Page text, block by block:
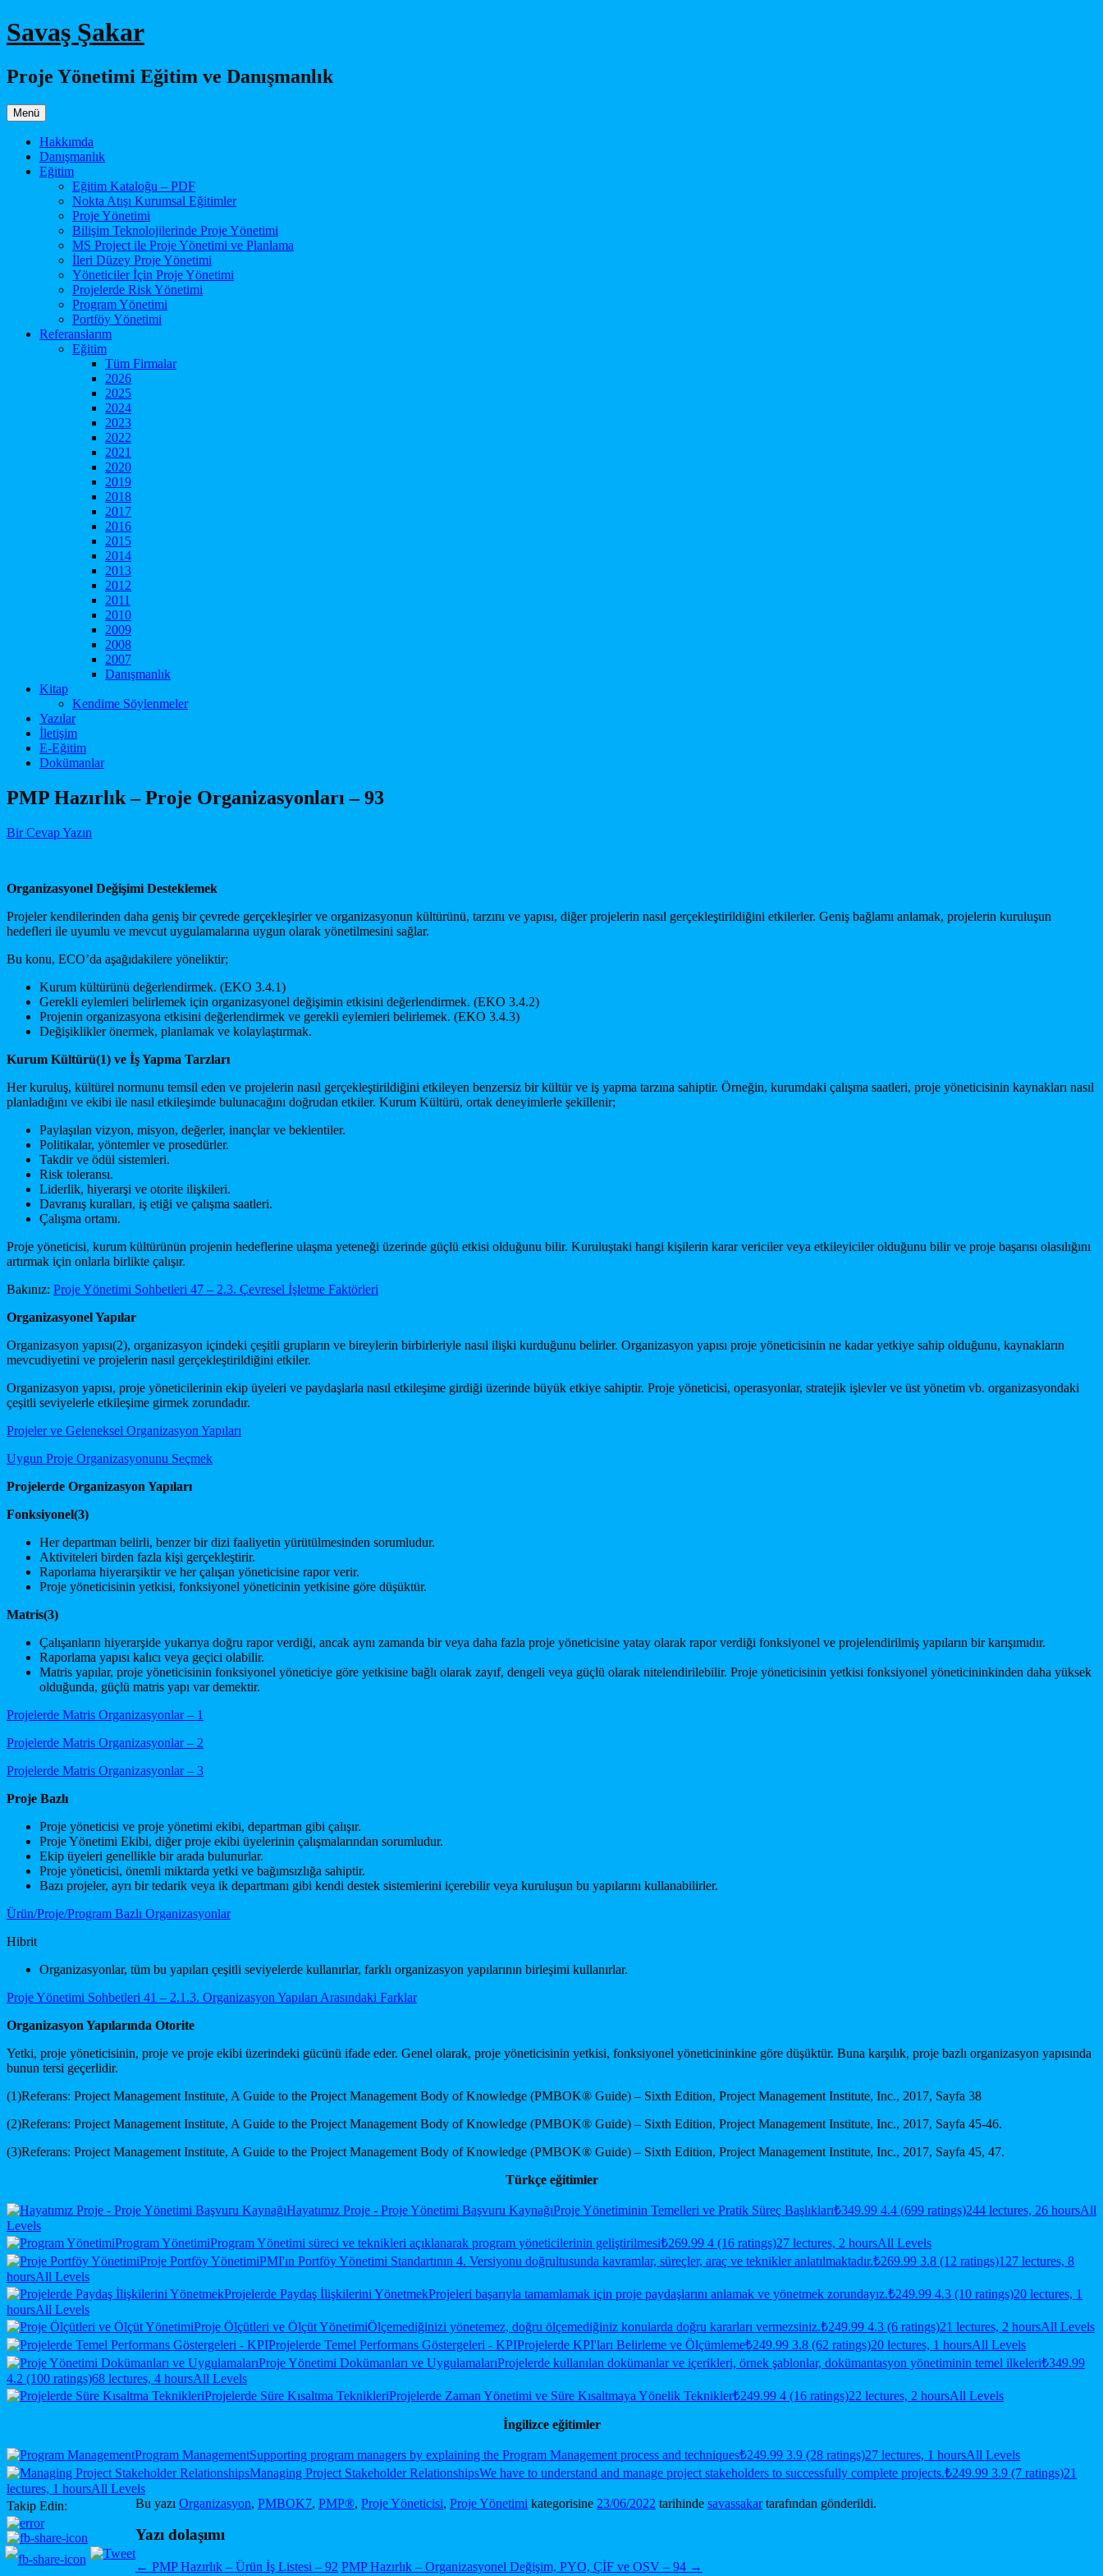
İçeriğe
atla
Savaş Şakar
Proje Yönetimi Eğitim ve Danışmanlık
Menü
Hakkımda
Danışmanlık
Eğitim
Eğitim Kataloğu – PDF
Nokta Atışı Kurumsal Eğitimler
Proje Yönetimi
Bilişim Teknolojilerinde Proje Yönetimi
MS Project ile Proje Yönetimi ve Planlama
İleri Düzey Proje Yönetimi
Yöneticiler İçin Proje Yönetimi
Projelerde Risk Yönetimi
Program Yönetimi
Portföy Yönetimi
Referanslarım
Eğitim
Tüm Firmalar
2026
2025
2024
2023
2022
2021
2020
2019
2018
2017
2016
2015
2014
2013
2012
2011
2010
2009
2008
2007
Danışmanlık
Kitap
Kendime Söylenmeler
Yazılar
İletişim
E-Eğitim
Dokümanlar
PMP Hazırlık – Proje Organizasyonları – 93
Bir Cevap Yazın
Organizasyonel Değişimi Desteklemek
Projeler kendilerinden daha geniş bir çevrede gerçekleşirler ve organizasyonun kültürünü, tarzını ve yapısı, diğer projelerin nasıl gerçekleştirildiğini etkilerler. Geniş bağlamı anlamak, projelerin kuruluşun
hedefleri ile uyumlu ve mevcut uygulamalarına uygun olarak yönetilmesini sağlar.
Bu konu, ECO’da aşağıdakilere yöneliktir;
Kurum kültürünü değerlendirmek. (EKO 3.4.1)
Gerekli eylemleri belirlemek için organizasyonel değişimin etkisini değerlendirmek. (EKO 3.4.2)
Projenin organizasyona etkisini değerlendirmek ve gerekli eylemleri belirlemek. (EKO 3.4.3)
Değişiklikler önermek, planlamak ve kolaylaştırmak.
Kurum Kültürü(1) ve İş Yapma Tarzları
Her kuruluş, kültürel normunu temsil eden ve projelerin nasıl gerçekleştirildiğini etkileyen benzersiz bir kültür ve iş yapma tarzına sahiptir. Örneğin, kurumdaki çalışma saatleri, proje yöneticisinin kaynakları nasıl
planladığını ve ekibi ile nasıl etkileşimde bulunacağını doğrudan etkiler. Kurum Kültürü, ortak deneyimlerle şekillenir;
Paylaşılan vizyon, misyon, değerler, inançlar ve beklentiler.
Politikalar, yöntemler ve prosedürler.
Takdir ve ödül sistemleri.
Risk toleransı.
Liderlik, hiyerarşi ve otorite ilişkileri.
Davranış kuralları, iş etiği ve çalışma saatleri.
Çalışma ortamı.
Proje yöneticisi, kurum kültürünün projenin hedeflerine ulaşma yeteneği üzerinde güçlü etkisi olduğunu bilir. Kuruluştaki hangi kişilerin karar vericiler veya etkileyiciler olduğunu bilir ve proje başarısı olasılığını
artırmak için onlarla birlikte çalışır.
Bakınız: Proje Yönetimi Sohbetleri 47 – 2.3. Çevresel İşletme Faktörleri
Organizasyonel Yapılar
Organizasyon yapısı(2), organizasyon içindeki çeşitli grupların ve bireylerin birbirleriyle nasıl ilişki kurduğunu belirler. Organizasyon yapısı proje yöneticisinin ne kadar yetkiye sahip olduğunu, kaynakların
mevcudiyetini ve projelerin nasıl gerçekleştirildiğini etkiler.
Organizasyon yapısı, proje yöneticilerinin ekip üyeleri ve paydaşlarla nasıl etkileşime girdiği üzerinde büyük etkiye sahiptir. Proje yöneticisi, operasyonlar, stratejik işlevler ve üst yönetim vb. organizasyondaki
çeşitli seviyelerle etkileşime girmek zorundadır.
Projeler ve Geleneksel Organizasyon Yapıları
Uygun Proje Organizasyonunu Seçmek
Projelerde Organizasyon Yapıları
Fonksiyonel(3)
Her departman belirli, benzer bir dizi faaliyetin yürütülmesinden sorumludur.
Aktiviteleri birden fazla kişi gerçekleştirir.
Raporlama hiyerarşiktir ve her çalışan yöneticisine rapor verir.
Proje yöneticisinin yetkisi, fonksiyonel yöneticinin yetkisine göre düşüktür.
Matris(3)
Çalışanların hiyerarşide yukarıya doğru rapor verdiği, ancak aynı zamanda bir veya daha fazla proje yöneticisine yatay olarak rapor verdiği fonksiyonel ve projelendirilmiş yapıların bir karışımıdır.
Raporlama yapısı kalıcı veya geçici olabilir.
Matris yapılar, proje yöneticisinin fonksiyonel yöneticiye göre yetkisine bağlı olarak zayıf, dengeli veya güçlü olarak nitelendirilebilir. Proje yöneticisinin yetkisi fonksiyonel yöneticininkinden daha yüksek
olduğunda, güçlü matris yapı var demektir.
Projelerde Matris Organizasyonlar – 1
Projelerde Matris Organizasyonlar – 2
Projelerde Matris Organizasyonlar – 3
Proje Bazlı
Proje yöneticisi ve proje yönetimi ekibi, departman gibi çalışır.
Proje Yönetimi Ekibi, diğer proje ekibi üyelerinin çalışmalarından sorumludur.
Ekip üyeleri genellikle bir arada bulunurlar.
Proje yöneticisi, önemli miktarda yetki ve bağımsızlığa sahiptir.
Bazı projeler, ayrı bir tedarik veya ik departmanı gibi kendi destek sistemlerini içerebilir veya kuruluşun bu yapılarını kullanabilirler.
Ürün/Proje/Program Bazlı Organizasyonlar
Hibrit
Organizasyonlar, tüm bu yapıları çeşitli seviyelerde kullanırlar, farklı organizasyon yapılarının birleşimi kullanırlar.
Proje Yönetimi Sohbetleri 41 – 2.1.3. Organizasyon Yapıları Arasındaki Farklar
Organizasyon Yapılarında Otorite
Yetki, proje yöneticisinin, proje ve proje ekibi üzerindeki gücünü ifade eder. Genel olarak, proje yöneticisinin yetkisi, fonksiyonel yöneticininkine göre düşüktür. Buna karşılık, proje bazlı organizasyon yapısında
bunun tersi geçerlidir.
(1)Referans: Project Management Institute, A Guide to the Project Management Body of Knowledge (PMBOK® Guide) – Sixth Edition, Project Management Institute, Inc., 2017, Sayfa 38
(2)Referans: Project Management Institute, A Guide to the Project Management Body of Knowledge (PMBOK® Guide) – Sixth Edition, Project Management Institute, Inc., 2017, Sayfa 45-46.
(3)Referans: Project Management Institute, A Guide to the Project Management Body of Knowledge (PMBOK® Guide) – Sixth Edition, Project Management Institute, Inc., 2017, Sayfa 45, 47.
Türkçe eğitimler
Hayatımız Proje - Proje Yönetimi Başvuru KaynağıProje Yönetiminin Temelleri ve Pratik Süreç Başlıkları₺349.99 4.4 (699 ratings)244 lectures, 26 hoursAll
Levels
Program YönetimiProgram Yönetimi süreci ve teknikleri açıklanarak program yöneticilerinin geliştirilmesi₺269.99 4 (16 ratings)27 lectures, 2 hoursAll Levels
Proje Portföy YönetimiPMI'ın Portföy Yönetimi Standartının 4. Versiyonu doğrultusunda kavramlar, süreçler, araç ve teknikler anlatılmaktadır.₺269.99 3.8 (12 ratings)127 lectures, 8
hoursAll Levels
Projelerde Paydaş İlişkilerini YönetmekProjeleri başarıyla tamamlamak için proje paydaşlarını anlamak ve yönetmek zorundayız.₺249.99 4.3 (10 ratings)20 lectures, 1
hoursAll Levels
Proje Ölçütleri ve Ölçüt YönetimiÖlçemediğinizi yönetemez, doğru ölçemediğiniz konularda doğru kararları vermezsiniz.₺249.99 4.3 (6 ratings)21 lectures, 2 hoursAll Levels
Projelerde Temel Performans Göstergeleri - KPIProjelerde KPI'ları Belirleme ve Ölçümleme₺249.99 3.8 (62 ratings)20 lectures, 1 hoursAll Levels
Proje Yönetimi Dokümanları ve UygulamalarıProjelerde kullanılan dokümanlar ve içerikleri, örnek şablonlar, dokümantasyon yönetiminin temel ilkeleri₺349.99
4.2 (100 ratings)68 lectures, 4 hoursAll Levels
Projelerde Süre Kısaltma TeknikleriProjelerde Zaman Yönetimi ve Süre Kısaltmaya Yönelik Teknikler₺249.99 4 (16 ratings)22 lectures, 2 hoursAll Levels
İngilizce eğitimler
Program ManagementSupporting program managers by explaining the Program Management process and techniques₺249.99 3.9 (28 ratings)27 lectures, 1 hoursAll Levels
Managing Project Stakeholder RelationshipsWe have to understand and manage project stakeholders to successfully complete projects.₺249.99 3.9 (7 ratings)21
lectures, 1 hoursAll Levels
Takip Edin:
Bu yazı Organizasyon, PMBOK7, PMP®, Proje Yöneticisi, Proje Yönetimi kategorisine 23/06/2022 tarihinde savassakartarafından gönderildi.
Yazı dolaşımı
← PMP Hazırlık – Ürün İş Listesi – 92 PMP Hazırlık – Organizasyonel Değişim, PYO, ÇİF ve OSV – 94 →